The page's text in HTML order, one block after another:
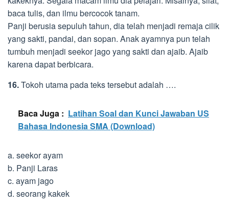
baca tulis, dan ilmu bercocok tanam.
Panji berusia sepuluh tahun, dia telah menjadi remaja cilik
yang sakti, pandai, dan sopan. Anak ayamnya pun telah
tumbuh menjadi seekor jago yang sakti dan ajaib. Ajaib
karena dapat berbicara.
16.Tokoh utama pada teks tersebut adalah ….
Baca Juga : Latihan Soal dan Kunci Jawaban US
Bahasa Indonesia SMA (Download)
a. seekor ayam
b. Panji Laras
c. ayam jago
d. seorang kakek